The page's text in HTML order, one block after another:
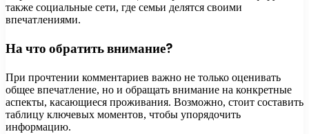
также социальные сети, где семьи делятся своими
впечатлениями.
На что обратить внимание?
При прочтении комментариев важно не только оценивать
общее впечатление, но и обращать внимание на конкретные
аспекты, касающиеся проживания. Возможно, стоит составить
таблицу ключевых моментов, чтобы упорядочить
информацию.